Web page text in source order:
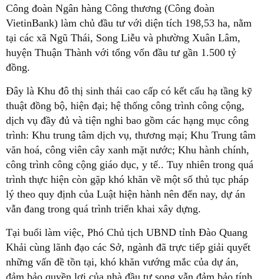
Công đoàn Ngân hàng Công thương (Công đoàn
VietinBank) làm chủ đầu tư với diện tích 198,53 ha, nằm
tại các xã Ngũ Thái, Song Liễu và phường Xuân Lâm,
huyện Thuận Thành với tổng vốn đầu tư gần 1.500 tỷ
đồng.
Đây là Khu đô thị sinh thái cao cấp có kết cấu hạ tầng kỹ
thuật đồng bộ, hiện đại; hệ thống công trình công cộng,
dịch vụ đầy đủ và tiện nghi bao gồm các hạng mục công
trình: Khu trung tâm dịch vụ, thương mại; Khu Trung tâm
văn hoá, công viên cây xanh mặt nước; Khu hành chính,
công trình công cộng giáo dục, y tế.. Tuy nhiên trong quá
trình thực hiện còn gặp khó khăn về một số thủ tục pháp
lý theo quy định của Luật hiện hành nên đến nay, dự án
vẫn đang trong quá trình triển khai xây dựng.
Tại buổi làm việc, Phó Chủ tịch UBND tỉnh Đào Quang
Khải cùng lãnh đạo các Sở, ngành đã trực tiếp giải quyết
những vấn đề tồn tại, khó khăn vướng mắc của dự án,
đảm bảo quyền lợi của nhà đầu tư song vẫn đảm bảo tính